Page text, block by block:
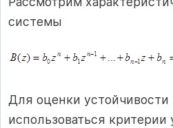
системы
Для оценки устойчивости
использоваться критерии